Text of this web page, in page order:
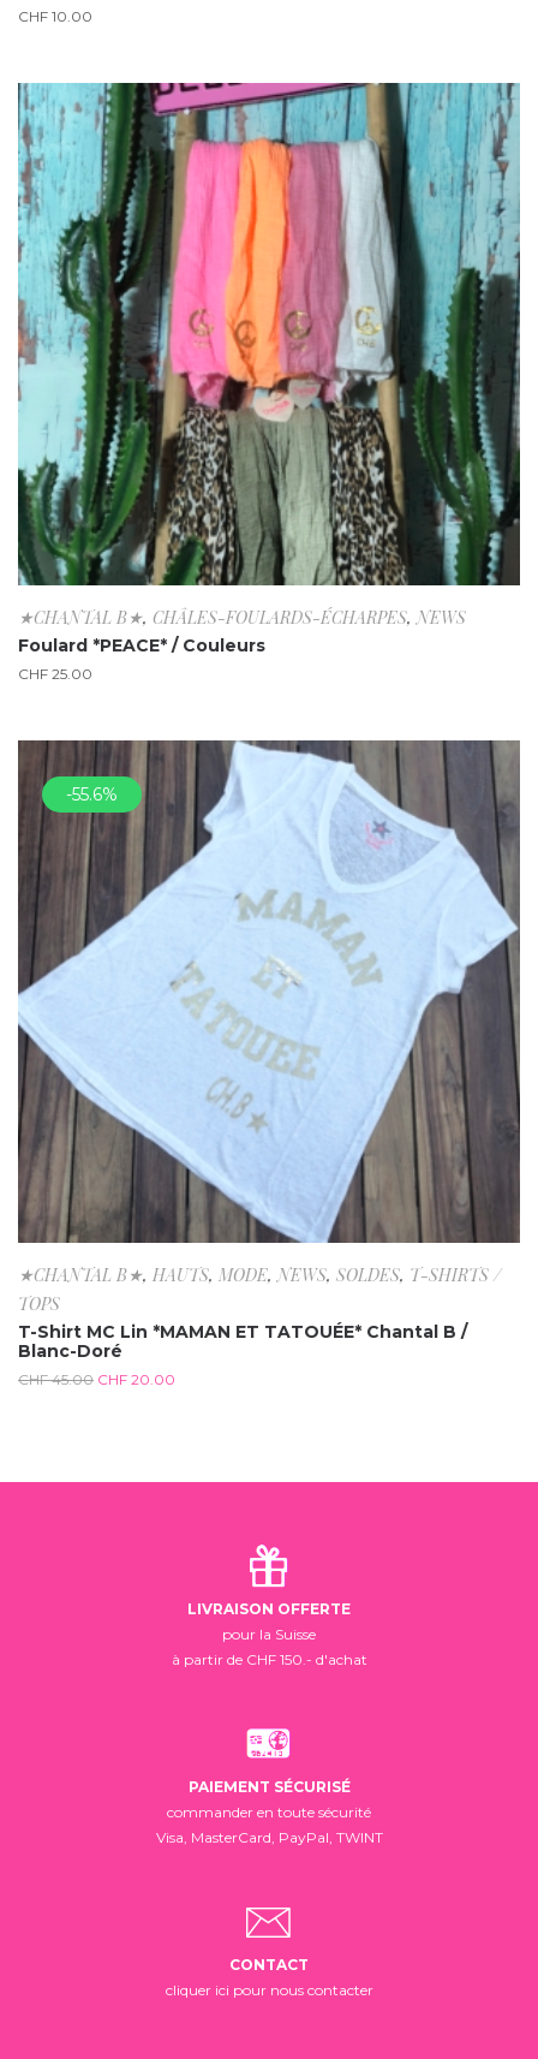
CHF 10.00
★CHANTAL B★, CHÂLES-FOULARDS-ÉCHARPES, NEWS
Foulard *PEACE* / Couleurs
CHF 25.00
-55.6%
★CHANTAL B★, HAUTS, MODE, NEWS, SOLDES, T-SHIRTS /
TOPS
T-Shirt MC Lin *MAMAN ET TATOUÉE* Chantal B /
Blanc-Doré
CHF45.00 CHF 20.00
LIVRAISON OFFERTE
pour la Suisse
à partir de CHF 150.- d'achat
PAIEMENT SÉCURISÉ
commander en toute sécurité
Visa, MasterCard, PayPal, TWINT
CONTACT
cliquer ici pour nous contacter